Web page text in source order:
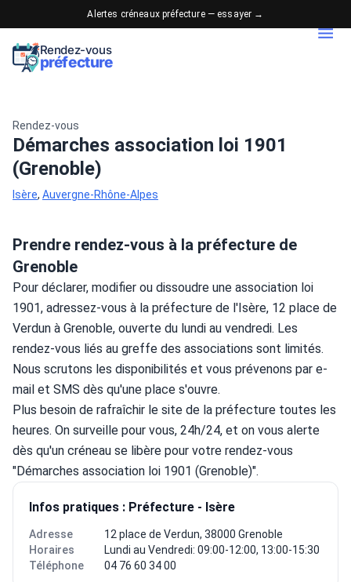
Alertes créneaux préfecture — essayer →
Rendez-vous
préfecture
Rendez-vous
Démarches association loi 1901
(Grenoble)
Isère, Auvergne-Rhône-Alpes
Prendre rendez-vous à la préfecture de
Grenoble
Pour déclarer, modifier ou dissoudre une association loi
1901, adressez-vous à la préfecture de l'Isère, 12 place de
Verdun à Grenoble, ouverte du lundi au vendredi. Les
rendez-vous liés au greffe des associations sont limités.
Nous scrutons les disponibilités et vous prévenons par e-
mail et SMS dès qu'une place s'ouvre.
Plus besoin de rafraîchir le site de la préfecture toutes les
heures. On surveille pour vous, 24h/24, et on vous alerte
dès qu'un créneau se libère pour votre rendez-vous
"Démarches association loi 1901 (Grenoble)".
Infos pratiques : Préfecture - Isère
Adresse
12 place de Verdun, 38000 Grenoble
Horaires
Lundi au Vendredi: 09:00-12:00, 13:00-15:30
Téléphone
04 76 60 34 00